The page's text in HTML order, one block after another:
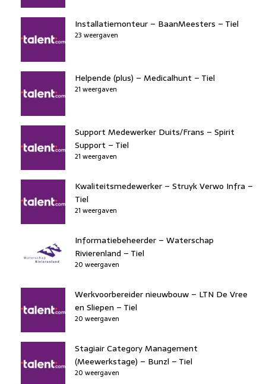
Installatiemonteur – BaanMeesters – Tiel
23 weergaven
Helpende (plus) – Medicalhunt – Tiel
21 weergaven
Support Medewerker Duits/Frans – Spirit
Support – Tiel
21 weergaven
Kwaliteitsmedewerker – Struyk Verwo Infra –
Tiel
21 weergaven
Informatiebeheerder – Waterschap
Rivierenland – Tiel
20 weergaven
Werkvoorbereider nieuwbouw – LTN De Vree
en Sliepen – Tiel
20 weergaven
Stagiair Category Management
(Meewerkstage) – Bunzl – Tiel
20 weergaven